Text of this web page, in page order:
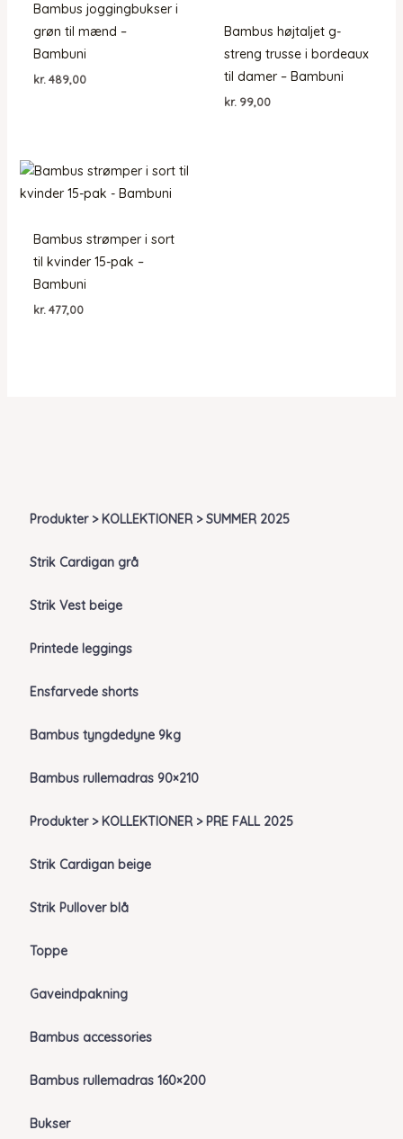
Produkter > KOLLEKTIONER > SUMMER 2025
Strik Cardigan grå
Strik Vest beige
Printede leggings
Ensfarvede shorts
Bambus tyngdedyne 9kg
Bambus rullemadras 90×210
Produkter > KOLLEKTIONER > PRE FALL 2025
Strik Cardigan beige
Strik Pullover blå
Toppe
Gaveindpakning
Bambus accessories
Bambus rullemadras 160×200
Bukser
Bambus joggingbukser i
grøn til mænd –
Bambuni
kr.489,00
Bambus højtaljet g-
streng trusse i bordeaux
til damer – Bambuni
kr. 99,00
Bambus strømper i sort
til kvinder 15-pak –
Bambuni
kr. 477,00